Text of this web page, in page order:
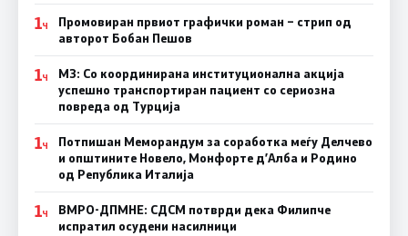
1Ч
Промовиран првиот графички роман – стрип од
авторот Бобан Пешов
1Ч
МЗ: Со координирана институционална акција
успешно транспортиран пациент со сериозна
повреда од Турција
1Ч
Потпишан Меморандум за соработка меѓу Делчево
и општините Новело, Монфорте д’Алба и Родино
од Република Италија
1Ч
ВМРО-ДПМНЕ: СДСM потврди дека Филипче
испратил осудени насилници